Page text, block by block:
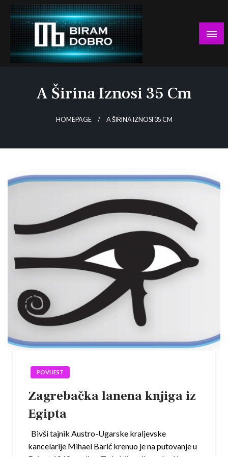
Skip
content
A Širina Iznosi 35 Cm
HOMEPAGE A ŠIRINA IZNOSI 35 CM
POVIJEST
Zagrebačka lanena knjiga iz
Egipta
Bivši tajnik Austro-Ugarske kraljevske
kancelarije Mihael Barić krenuo je na putovanje u